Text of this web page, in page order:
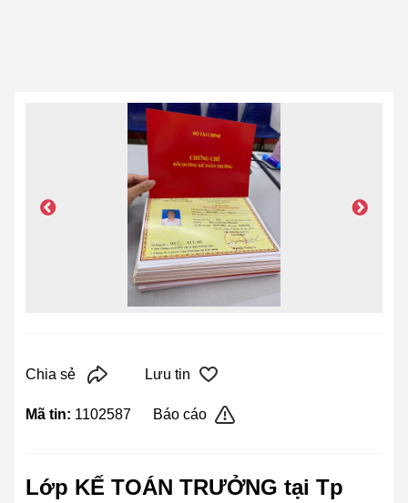
Chia sẻ Lưu tin
Mã tin: 1102587 Báo cáo
Lớp KẾ TOÁN TRƯỞNG tại Tp